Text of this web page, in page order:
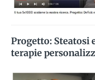
Progetto: Steatosi
terapie